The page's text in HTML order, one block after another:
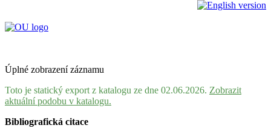
Úplné zobrazení záznamu
Toto je statický export z katalogu ze dne 02.06.2026. Zobrazit
aktuální podobu v katalogu.
Bibliografická citace